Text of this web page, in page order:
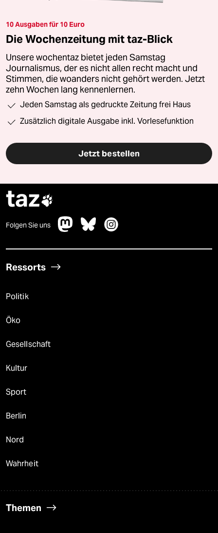
10 Ausgaben für 10 Euro
Die Wochenzeitung mit taz-Blick
Unsere wochentaz bietet jeden Samstag
Journalismus, der es nicht allen recht macht und
Stimmen, die woanders nicht gehört werden. Jetzt
zehn Wochen lang kennenlernen.
Jeden Samstag als gedruckte Zeitung frei Haus
Zusätzlich digitale Ausgabe inkl. Vorlesefunktion
Jetzt bestellen
taz
Folgen Sie uns
Ressorts
Politik
Öko
Gesellschaft
Kultur
Sport
Berlin
Nord
Wahrheit
Themen